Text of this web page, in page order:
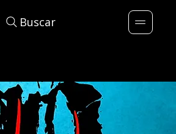
Buscar